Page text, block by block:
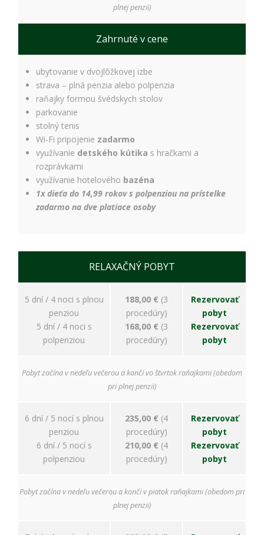
plnej penzii)
Zahrnuté v cene
ubytovanie v dvojlôžkovej izbe
strava – plná penzia alebo polpenzia
raňajky formou švédskych stolov
parkovanie
stolný tenis
Wi-Fi pripojenie zadarmo
využívanie detského kútika s hračkami a
rozprávkami
využívanie hotelového bazéna
1x dieťa do 14,99 rokov s polpenziou na prístelke
zadarmo na dve platiace osoby
RELAXAČNÝ POBYT
5 dní / 4 noci s plnou
penziou
5 dní / 4 noci s
polpenziou
188,00 € (3
procedúry)
168,00 € (3
procedúry)
Rezervovať
pobyt
Rezervovať
pobyt
Pobyt začína v nedeľu večerou a končí vo štvrtok raňajkami (obedom
pri plnej penzii)
6 dní / 5 nocí s plnou
penziou
6 dní / 5 nocí s
polpenziou
235,00 € (4
procedúry)
210,00 € (4
procedúry)
Rezervovať
pobyt
Rezervovať
pobyt
Pobyt začína v nedeľu večerou a končí v piatok raňajkami (obedom pri
plnej penzii)
vašej návštevy
fungovala čo
tieto súbory
cookie
odmietnete,
zmiznú.
Marketing
Používame
relevantnej
reklamy a meranie
úspešnosti našich
reklamných
kampaní. Tieto
cookies môžu byť
nastavené aj
partnermi, ako je
Google. Účel:
reklám; Právny
základ: súhlas